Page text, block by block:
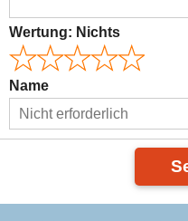
Wertung: Nichts
Name